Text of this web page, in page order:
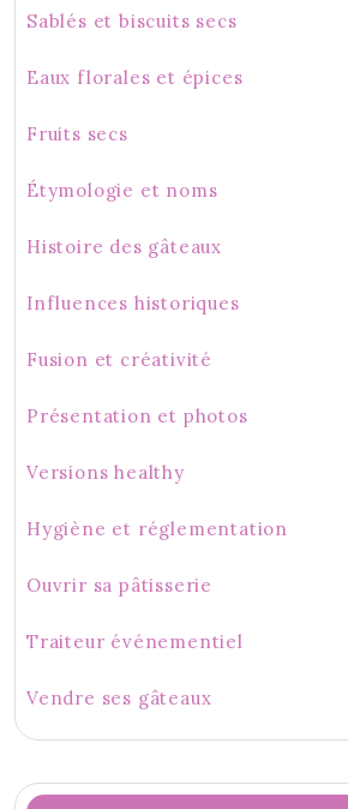
Sablés et biscuits secs
Eaux florales et épices
Fruits secs
Étymologie et noms
Histoire des gâteaux
Influences historiques
Fusion et créativité
Présentation et photos
Versions healthy
Hygiène et réglementation
Ouvrir sa pâtisserie
Traiteur événementiel
Vendre ses gâteaux